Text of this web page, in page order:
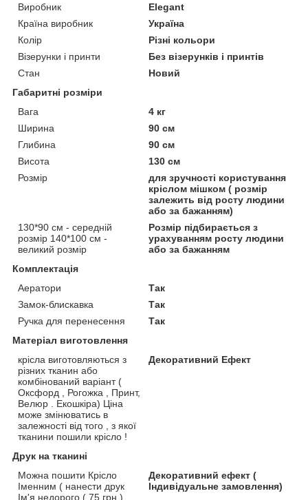
Виробник
Elegant
Країна виробник
Україна
Колір
Різні кольори
Візерунки і принти
Без візерунків і принтів
Стан
Новий
Габаритні розміри
Вага
4 кг
Ширина
90 см
Глибина
90 см
Висота
130 см
Розмір
для зручності користування
кріслом мішком ( розмір
залежить від росту людини
або за бажанням)
130*90 см - середній
розмір 140*100 см -
великий розмір
Розмір підбирається з
урахуванням росту людини
або за бажанням
Комплектація
Аератори
Так
Замок-блискавка
Так
Ручка для перенесення
Так
Матеріал виготовлення
крісла виготовляються з
різних тканин або
комбінований варіант (
Оксфорд , Рогожка , Принт,
Велюр . Екошкіра) Ціна
може змінюватись в
залежності від того , з якої
тканини пошили крісло !
Декоративний Ефект
Друк на тканині
Можна пошити Крісло
Іменним ( нанести друк
Ім'я недорого ( 75 грн )
Декоративний ефект (
Індивідуальне замовлення)